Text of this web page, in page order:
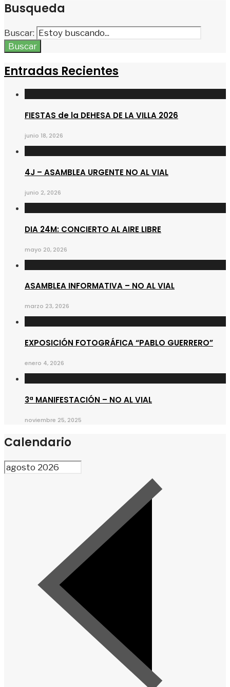
Busqueda
Buscar:
Buscar
Entradas Recientes
FIESTAS de la DEHESA DE LA VILLA 2026
junio 18, 2026
4J – ASAMBLEA URGENTE NO AL VIAL
junio 2, 2026
DIA 24M: CONCIERTO AL AIRE LIBRE
mayo 20, 2026
ASAMBLEA INFORMATIVA – NO AL VIAL
marzo 23, 2026
EXPOSICIÓN FOTOGRÁFICA “PABLO GUERRERO”
enero 4, 2026
3ª MANIFESTACIÓN – NO AL VIAL
noviembre 25, 2025
Calendario